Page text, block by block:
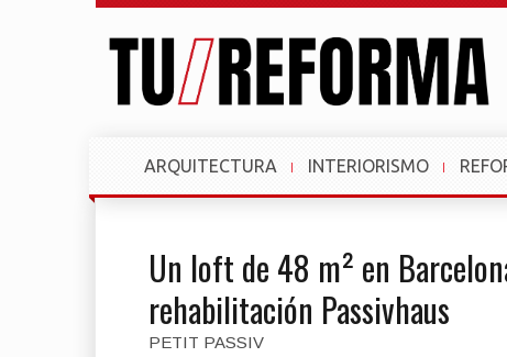
ARQUITECTURA INTERIORISMO
Un loft de 48 m² en
rehabilitación Passivhaus
PETIT PASSIV